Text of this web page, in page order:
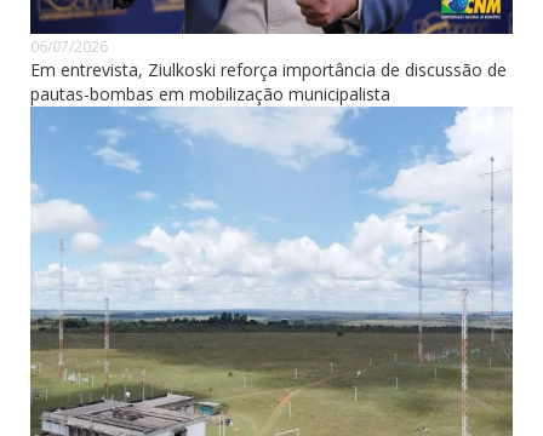
06/07/2026
Em entrevista, Ziulkoski reforça importância de discussão de
pautas-bombas em mobilização municipalista